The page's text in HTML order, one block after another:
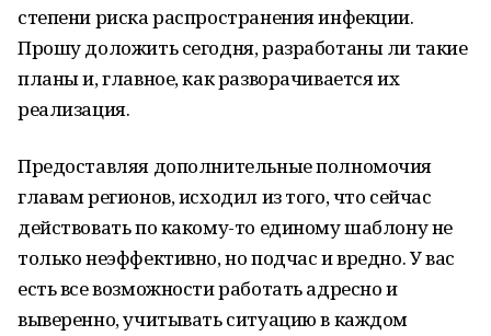
степени риска распространения инфекции.
Прошу доложить сегодня, разработаны ли такие
планы и, главное, как разворачивается их
реализация.
Предоставляя дополнительные полномочия
главам регионов, исходил из того, что сейчас
действовать по какому-то единому шаблону не
только неэффективно, но подчас и вредно. У вас
есть все возможности работать адресно и
выверенно, учитывать ситуацию в каждом